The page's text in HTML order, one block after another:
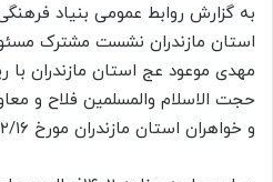
به گزارش روابط عمومی بنیاد
استان مازندران نشست مشترک
مهدی موعود عج استان مازندران با
حجت الاسلام والمسلمین فلاح و
و خواهران استان مازندران مورخ ۱۴۰۲/۲/۱۶ برگزار شد.